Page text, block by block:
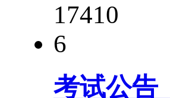
17410
6
考试公告